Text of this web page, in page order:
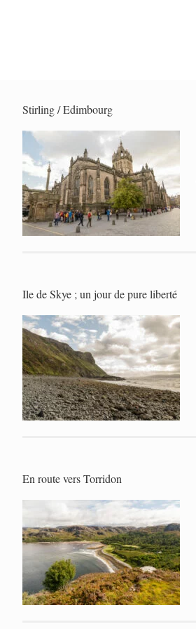
Stirling / Edimbourg
Ile de Skye ; un jour de pure liberté
En route vers Torridon